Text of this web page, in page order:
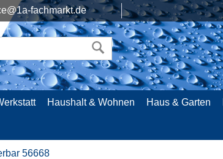
fachmarkt.de
Haushalt & Wohnen Haus & Garten
56668